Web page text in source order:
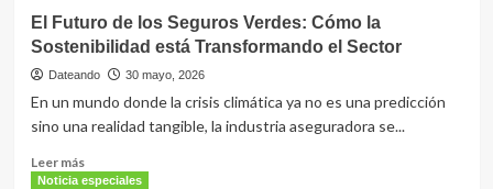
¡Alianza
que
garantiza
24/7
al
Legado
de
la
Seguridad:
y
en
El Futuro de los Seguros Verdes: Cómo la
Sostenibilidad está Transformando el Sector
Dateando 30 mayo, 2026
En un mundo donde la crisis climática ya no es una predicción
sino una realidad tangible, la industria aseguradora se...
Leer másLeer
más
Noticia especiales